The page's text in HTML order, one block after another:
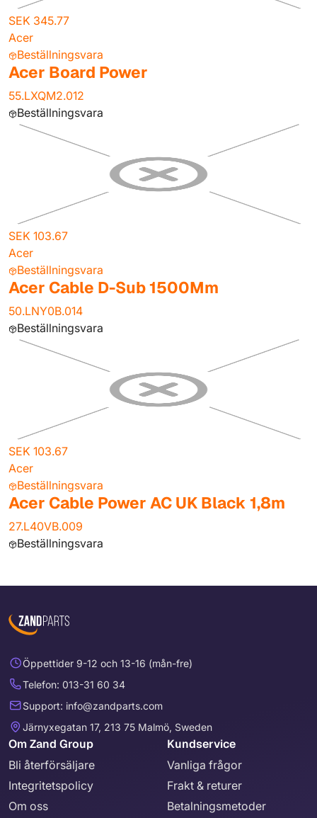
SEK 345.77
Acer
Beställningsvara
Acer Board Power
55.LXQM2.012
Beställningsvara
SEK 103.67
Acer
Beställningsvara
Acer Cable D-Sub 1500Mm
50.LNY0B.014
Beställningsvara
SEK 103.67
Acer
Beställningsvara
Acer Cable Power AC UK Black 1,8m
27.L40VB.009
Beställningsvara
Öppettider 9-12 och 13-16 (mån-fre)
Telefon: 013-31 60 34
Support: info@zandparts.com
Järnyxegatan 17, 213 75 Malmö, Sweden
Om Zand Group
Bli återförsäljare
Integritetspolicy
Om oss
Kundservice
Vanliga frågor
Frakt & returer
Betalningsmetoder